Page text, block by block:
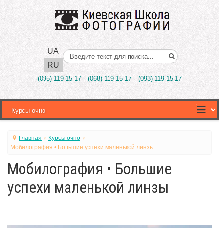
UA
RU
Поиск..
(095) 119-15-17 (068) 119-15-17 (093) 119-15-17
Главная
Курсы очно
Мобилография • Большие успехи маленькой линзы
Мобилография • Большие
успехи маленькой линзы